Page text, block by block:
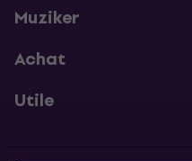
Muziker
Achat
Utile